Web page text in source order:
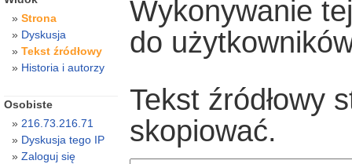
Wykonywanie
do
Tekst źródłowy
skopiować.
Strona
Dyskusja
Tekst źródłowy
Historia i autorzy
Osobiste
216.73.216.71
Dyskusja tego IP
Zaloguj się